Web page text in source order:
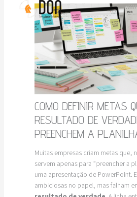
conteúdo
COMO DEFINIR METAS
RESULTADO DE
PREENCHEM A
Muitas empresas criam metas que,
servem apenas para “preencher a
uma apresentação de PowerPoint.
ambiciosas no papel, mas falham